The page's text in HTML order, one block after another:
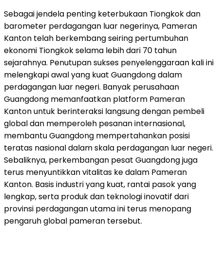
Sebagai jendela penting keterbukaan Tiongkok dan
barometer perdagangan luar negerinya, Pameran
Kanton telah berkembang seiring pertumbuhan
ekonomi Tiongkok selama lebih dari 70 tahun
sejarahnya. Penutupan sukses penyelenggaraan kali ini
melengkapi awal yang kuat Guangdong dalam
perdagangan luar negeri. Banyak perusahaan
Guangdong memanfaatkan platform Pameran
Kanton untuk berinteraksi langsung dengan pembeli
global dan memperoleh pesanan internasional,
membantu Guangdong mempertahankan posisi
teratas nasional dalam skala perdagangan luar negeri.
Sebaliknya, perkembangan pesat Guangdong juga
terus menyuntikkan vitalitas ke dalam Pameran
Kanton. Basis industri yang kuat, rantai pasok yang
lengkap, serta produk dan teknologi inovatif dari
provinsi perdagangan utama ini terus menopang
pengaruh global pameran tersebut.